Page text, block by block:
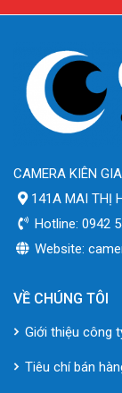
CAMERA KIÊN
141A MAI THỊ
Hotline: 0942
Website:
VỀ CHÚNG TÔI
Giới thiệu công
Tiêu chí bán